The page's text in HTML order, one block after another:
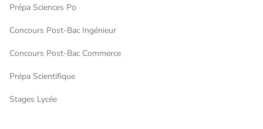
Prépa Sciences Po
Concours Post-Bac Ingénieur
Concours Post-Bac Commerce
Prépa Scientifique
Stages Lycée